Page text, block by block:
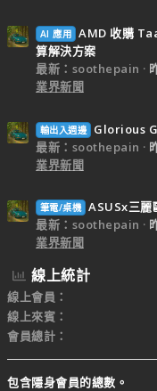
AI 應用 AMD 收購
算解決方案
最新：soothepain
業界新聞
輸出入週邊
Glorious
最新：soothepain
業界新聞
筆電/桌機 ASUSx三麗
最新：soothepain
業界新聞
線上統計
線上會員
線上來賓
會員總計
包含隱身會員的總數。